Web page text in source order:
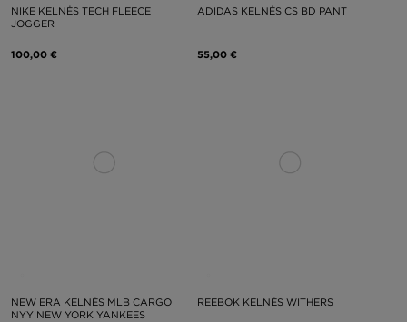
NIKE KELNĖS TECH FLEECE
JOGGER
100,00 €
ADIDAS KELNĖS CS BD PANT
55,00 €
NEW ERA KELNĖS MLB CARGO
NYY NEW YORK YANKEES
REEBOK KELNĖS WITHERS